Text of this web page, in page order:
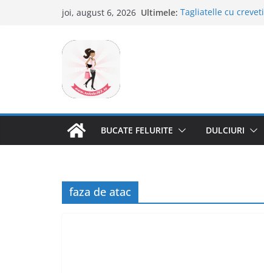
joi, august 6, 2026 Ultimele: Tagliatelle cu creveti
BUCATE FELURITE DULCIURI
faza de atac